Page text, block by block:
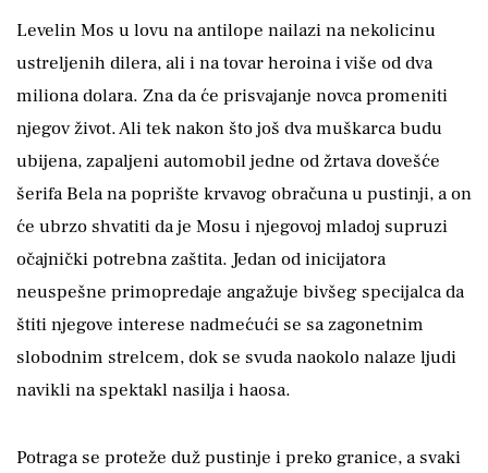
Levelin Mos u lovu na antilope nailazi na nekolicinu
ustreljenih dilera, ali i na tovar heroina i više od dva
miliona dolara. Zna da će prisvajanje novca promeniti
njegov život. Ali tek nakon što još dva muškarca budu
ubijena, zapaljeni automobil jedne od žrtava dovešće
šerifa Bela na poprište krvavog obračuna u pustinji, a on
će ubrzo shvatiti da je Mosu i njegovoj mladoj supruzi
očajnički potrebna zaštita. Jedan od inicijatora
neuspešne primopredaje angažuje bivšeg specijalca da
štiti njegove interese nadmećući se sa zagonetnim
slobodnim strelcem, dok se svuda naokolo nalaze ljudi
navikli na spektakl nasilja i haosa.
Potraga se proteže duž pustinje i preko granice, a svaki